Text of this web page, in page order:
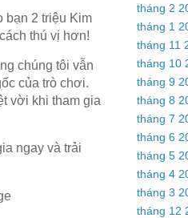
bạn 2 triệu Kim
thú vị hơn!
chúng tôi vẫn
của trò chơi.
vời khi tham gia
ngay và trải
tháng 2
tháng 1
tháng 11
tháng 10
tháng 9
tháng 8
tháng 7
tháng 6
tháng 5
tháng 4
tháng 3
tháng 12